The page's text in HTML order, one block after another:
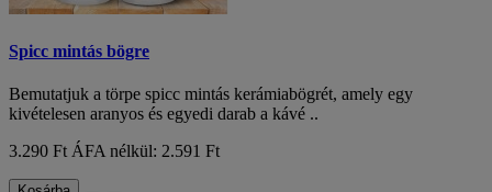
Spicc mintás bögre
Bemutatjuk a törpe spicc mintás kerámiabögrét, amely egy
kivételesen aranyos és egyedi darab a kávé ..
3.290 Ft ÁFA nélkül: 2.591 Ft